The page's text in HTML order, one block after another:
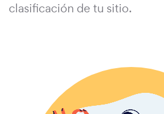
clasificación de tu sitio.